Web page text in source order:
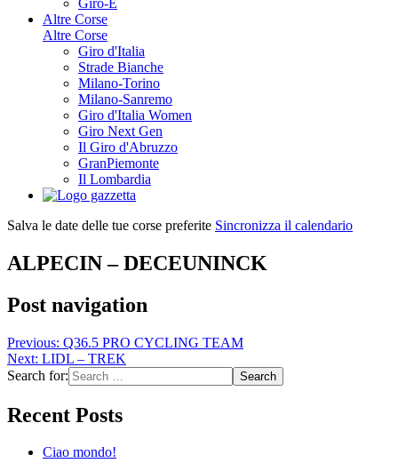
Altre Corse
Altre Corse
Giro d'Italia
Strade Bianche
Milano-Torino
Milano-Sanremo
Giro d'Italia Women
Giro Next Gen
Il Giro d'Abruzzo
GranPiemonte
Il Lombardia
Salva le date delle tue corse preferite Sincronizza il calendario
ALPECIN – DECEUNINCK
Post navigation
Previous: Q36.5 PRO CYCLING TEAM
Next: LIDL – TREK
Search for:
Recent Posts
Ciao mondo!